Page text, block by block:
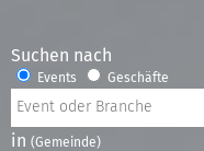
Suchen nach
Events Geschäfte
in (Gemeinde)